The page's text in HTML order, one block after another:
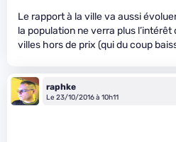
Le rapport à la ville va aussi
la population ne verra plus
villes hors de prix (qui du coup
raphke
Le 23/10/2016 à 10h11